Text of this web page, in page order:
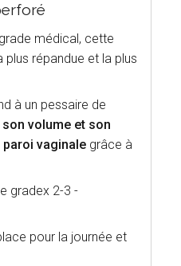
médical, cette
répandue et la plus
à un pessaire de
son volume et son
vaginale grâce à
gradex 2-3 -
pour la journée et